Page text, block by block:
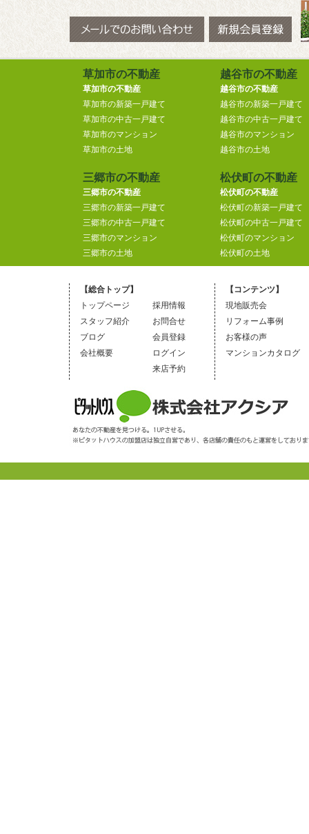
草加市の不動産
草加市の不動産
草加市の新築一戸建て
草加市の中古一戸建て
草加市のマンション
草加市の土地
越谷市の不動産
越谷市の不動産
越谷市の新築一戸建て
越谷市の中古一戸建て
越谷市のマンション
越谷市の土地
三郷市の不動産
三郷市の不動産
三郷市の新築一戸建て
三郷市の中古一戸建て
三郷市のマンション
三郷市の土地
松伏町の不動産
松伏町の不動産
松伏町の新築一戸建て
松伏町の中古一戸建て
松伏町のマンション
松伏町の土地
【総合トップ】
トップページ
スタッフ紹介
ブログ
会社概要
採用情報
お問合せ
会員登録
ログイン
来店予約
【コンテンツ】
現地販売会
リフォーム事例
お客様の声
マンションカタログ